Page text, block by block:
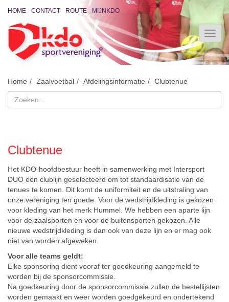
HOME CONTACT ROUTE MIJNKDO
Home Zaalvoetbal Afdelingsinformatie Clubtenue
Clubtenue
Het KDO-hoofdbestuur heeft in samenwerking met Intersport
DUO een clublijn geselecteerd om tot standaardisatie van de
tenues te komen. Dit komt de uniformiteit en de uitstraling van
onze vereniging ten goede. Voor de wedstrijdkleding is gekozen
voor kleding van het merk Hummel. We hebben een aparte lijn
voor de zaalsporten en voor de buitensporten gekozen. Alle
nieuwe wedstrijdkleding is dan ook van deze lijn en er mag ook
niet van worden afgeweken.
Voor alle teams geldt:
Elke sponsoring dient vooraf ter goedkeuring aangemeld te
worden bij de sponsorcommissie.
Na goedkeuring door de sponsorcommissie zullen de bestellijsten
worden gemaakt en weer worden goedgekeurd en ondertekend